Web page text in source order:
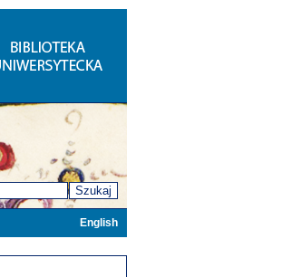
Szukaj
English